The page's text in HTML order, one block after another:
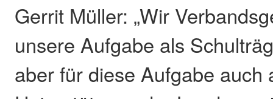
Gerrit Müller: „Wir
unsere Aufgabe als
aber für diese Aufgabe auch